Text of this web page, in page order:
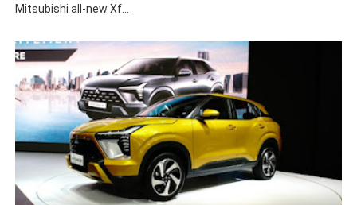
Mitsubishi all-new Xf...